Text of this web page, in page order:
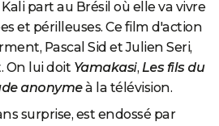
part au Brésil où elle va vivre
et périlleuses. Ce film d'action
Pascal Sid et Julien Seri,
On lui doit Yamakasi, Les fils du
anonymeà la télévision.
surprise, est endossé par